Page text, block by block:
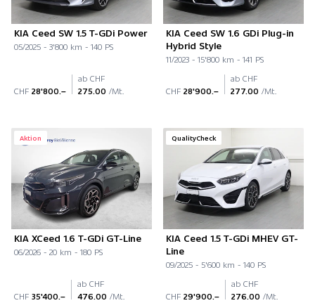
KIA Ceed SW 1.5 T-GDi Power
05/2025 - 3'800 km - 140 PS
CHF 28'800.–
ab CHF
275.00 /Mt.
KIA Ceed SW 1.6 GDi Plug-in
Hybrid Style
11/2023 - 15'800 km - 141 PS
CHF 28'900.–
ab CHF
277.00 /Mt.
Aktion
KIA XCeed 1.6 T-GDi GT-Line
06/2026 - 20 km - 180 PS
CHF 35'400.–
ab CHF
476.00 /Mt.
QualityCheck
KIA Ceed 1.5 T-GDi MHEV GT-
Line
09/2025 - 5'600 km - 140 PS
CHF 29'900.–
ab CHF
276.00 /Mt.